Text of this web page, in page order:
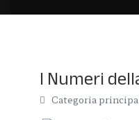
I Numeri
Categoria